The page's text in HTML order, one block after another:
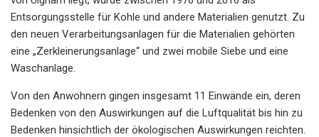
Entsorgungsstelle für Kohle und andere Materialien genutzt. Zu
den neuen Verarbeitungsanlagen für die Materialien gehörten
eine „Zerkleinerungsanlage“ und zwei mobile Siebe und eine
Waschanlage.
Von den Anwohnern gingen insgesamt 11 Einwände ein, deren
Bedenken von den Auswirkungen auf die Luftqualität bis hin zu
Bedenken hinsichtlich der ökologischen Auswirkungen reichten.